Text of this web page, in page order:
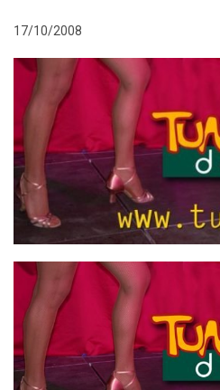
17/10/2008